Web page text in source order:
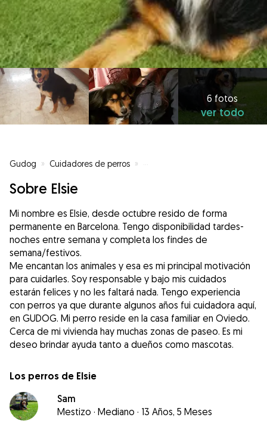
6 fotos
ver todo
Gudog » Cuidadores de perros » Cuidadores de perros en
Sobre Elsie
Mi nombre es Elsie, desde octubre resido de forma
permanente en Barcelona. Tengo disponibilidad tardes-
noches entre semana y completa los findes de
semana/festivos.
Me encantan los animales y esa es mi principal motivación
para cuidarles. Soy responsable y bajo mis cuidados
estarán felices y no les faltará nada. Tengo experiencia
con perros ya que durante algunos años fui cuidadora aquí,
en GUDOG. Mi perro reside en la casa familiar en Oviedo.
Cerca de mi vivienda hay muchas zonas de paseo. Es mi
deseo brindar ayuda tanto a dueños como mascotas.
Los perros de Elsie
Sam
Mestizo · Mediano · 13 Años, 5 Meses